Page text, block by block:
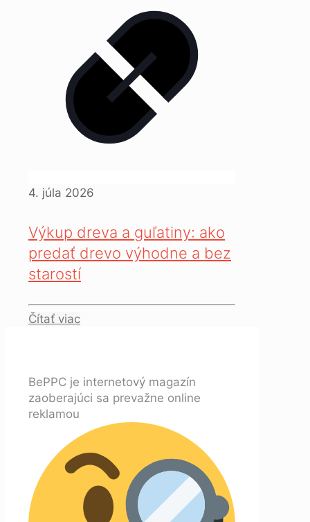
4. júla 2026
Výkup dreva a guľatiny: ako
predať drevo výhodne a bez
starostí
Čítať viac
BePPC je internetový magazín
zaoberajúci sa prevažne online
reklamou